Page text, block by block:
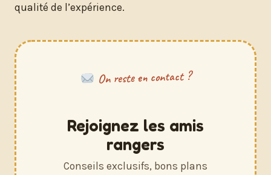
qualité de l’expérience.
On reste en contact ?
Rejoignez les amis
rangers
Conseils exclusifs, bons plans